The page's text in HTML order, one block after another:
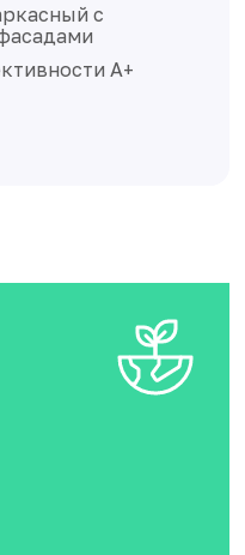
с
А+